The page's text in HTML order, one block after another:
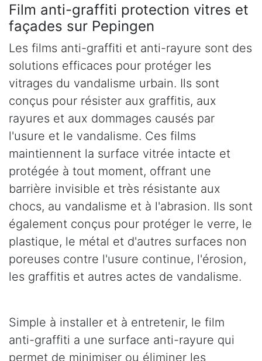
Film anti-graffiti protection vitres et
façades sur Pepingen
Les films anti-graffiti et anti-rayure sont des
solutions efficaces pour protéger les
vitrages du vandalisme urbain. Ils sont
conçus pour résister aux graffitis, aux
rayures et aux dommages causés par
l'usure et le vandalisme. Ces films
maintiennent la surface vitrée intacte et
protégée à tout moment, offrant une
barrière invisible et très résistante aux
chocs, au vandalisme et à l'abrasion. Ils sont
également conçus pour protéger le verre, le
plastique, le métal et d'autres surfaces non
poreuses contre l'usure continue, l'érosion,
les graffitis et autres actes de vandalisme.
Simple à installer et à entretenir, le film
anti-graffiti a une surface anti-rayure qui
permet de minimiser ou éliminer les